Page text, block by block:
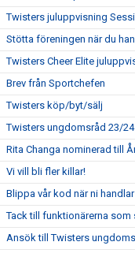
Twisters juluppvisning
Stötta föreningen när du
Twisters Cheer Elite
Brev från Sportchefen
Twisters köp/byt/sälj
Twisters ungdomsråd 23/24
Rita Changa nominerad till
Vi vill bli fler killar!
Blippa vår kod när ni
Tack till funktionärerna som
Ansök till Twisters